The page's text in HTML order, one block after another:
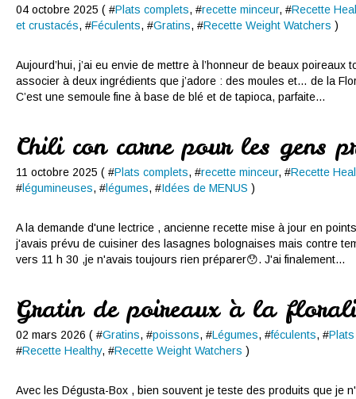
04 octobre 2025 ( #Plats complets, #recette minceur, #Recette
et crustacés, #Féculents, #Gratins, #Recette Weight Watchers )
Aujourd’hui, j’ai eu envie de mettre à l’honneur de beaux poireaux
associer à deux ingrédients que j’adore : des moules et… de la
C’est une semoule fine à base de blé et de tapioca, parfaite...
Chili con carne pour les gens
11 octobre 2025 ( #Plats complets, #recette minceur, #Recette
#légumineuses, #légumes, #Idées de MENUS )
A la demande d'une lectrice , ancienne recette mise à jour en
j'avais prévu de cuisiner des lasagnes bolognaises mais contre
vers 11 h 30 ,je n'avais toujours rien préparer😯. J'ai finalement...
Gratin de poireaux à la
02 mars 2026 ( #Gratins, #poissons, #Légumes, #féculents, #
#Recette Healthy, #Recette Weight Watchers )
Avec les Dégusta-Box , bien souvent je teste des produits que je